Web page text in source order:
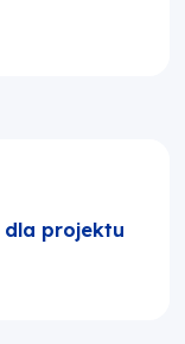
dla projektu